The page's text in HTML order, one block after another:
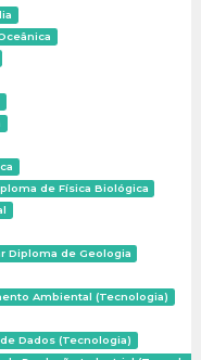
de Física Biológica
Diploma de Geologia
Ambiental (Tecnologia)
Dados (Tecnologia)